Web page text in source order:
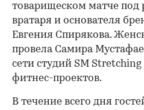
товарищеском матче под
вратаря и основателя
Евгения Спирякова.
провела Самира
сети студий SM
фитнес-проектов.
В течение всего дня